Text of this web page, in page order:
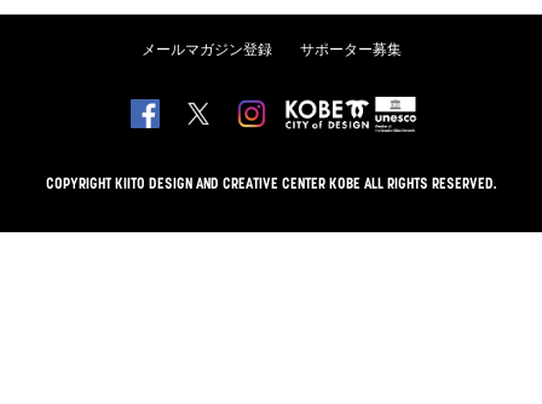
メールマガジン登録 サポーター募集
COPYRIGHT KIITO DESIGN AND CREATIVE CENTER KOBE ALL RIGHTS RESERVED.